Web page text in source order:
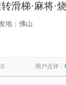
滑梯·麻将·
地：佛山
用户点评：